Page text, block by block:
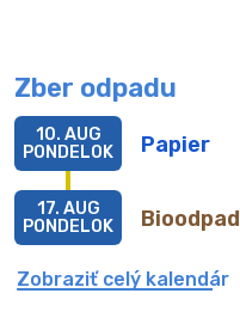
Zber odpadu
Papier
10. AUG
PONDELOK
Bioodpad
17. AUG
PONDELOK
Zobraziť celý kalendár